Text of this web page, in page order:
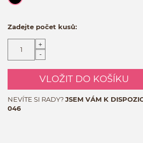
Zadejte počet kusů:
+
-
VLOŽIT DO KOŠÍKU
NEVÍTE SI RADY?JSEM VÁM K
046